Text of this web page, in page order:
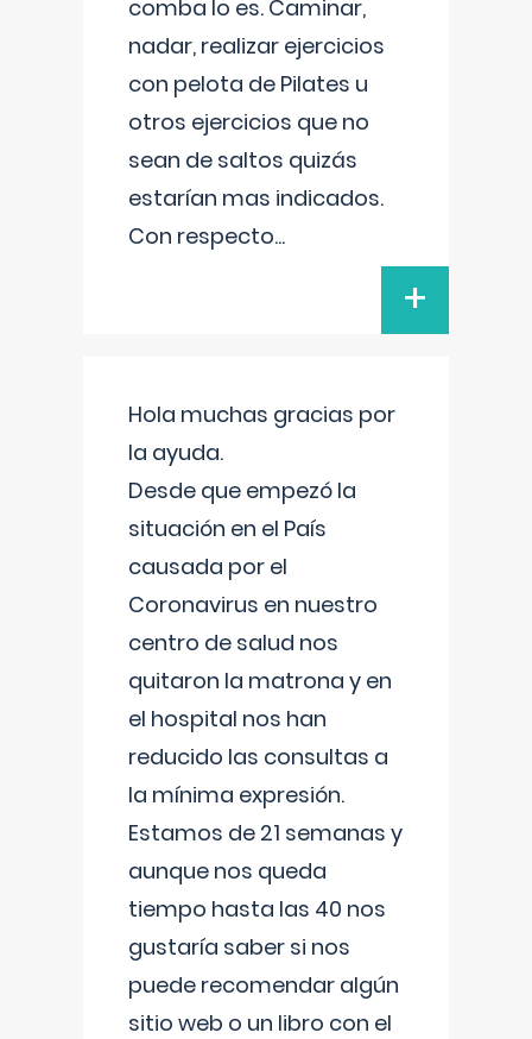
comba lo es. Caminar,
nadar, realizar ejercicios
con pelota de Pilates u
otros ejercicios que no
sean de saltos quizás
estarían mas indicados.
Con respecto...
+
Hola muchas gracias por
la ayuda.
Desde que empezó la
situación en el País
causada por el
Coronavirus en nuestro
centro de salud nos
quitaron la matrona y en
el hospital nos han
reducido las consultas a
la mínima expresión.
Estamos de 21 semanas y
aunque nos queda
tiempo hasta las 40 nos
gustaría saber si nos
puede recomendar algún
sitio web o un libro con el